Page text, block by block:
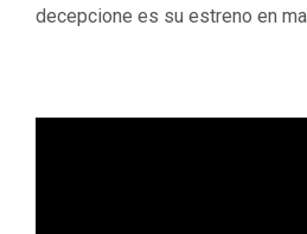
decepcione es su estreno en